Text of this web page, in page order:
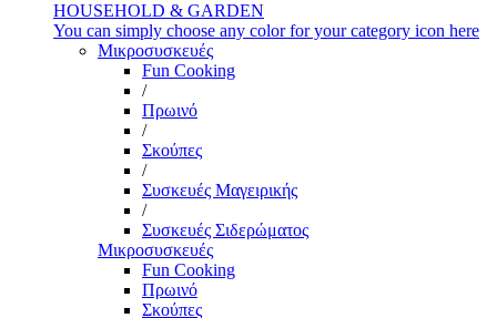
HOUSEHOLD & GARDEN
You can simply choose any color for your category icon here
Μικροσυσκευές
Fun Cooking
/
Πρωινό
/
Σκούπες
/
Συσκευές Μαγειρικής
/
Συσκευές Σιδερώματος
Μικροσυσκευές
Fun Cooking
Πρωινό
Σκούπες